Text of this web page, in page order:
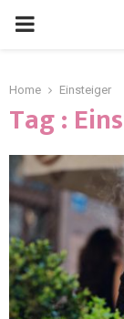
Home Einsteiger
Tag :